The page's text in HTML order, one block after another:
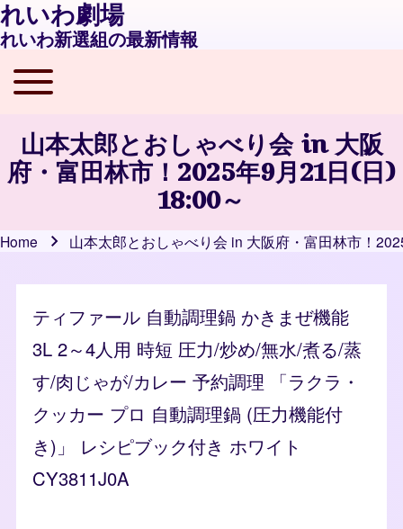
れいわ劇場
れいわ新選組の最新情報
Main navigation
Toggle main menu
山本太郎とおしゃべり会 in 大阪
府・富田林市！2025年9月21日(日)
18:00～
Home 山本太郎とおしゃべり会 in 大阪府・富田林市！
ティファール 自動調理鍋 かきまぜ機能
3L 2～4人用 時短 圧力/炒め/無水/煮る/蒸
す/肉じゃが/カレー 予約調理 「ラクラ・
クッカー プロ 自動調理鍋 (圧力機能付
き)」 レシピブック付き ホワイト
CY3811J0A